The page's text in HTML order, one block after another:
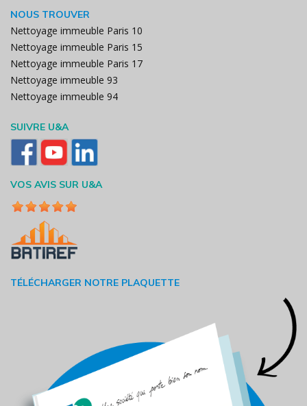
NOUS TROUVER
Nettoyage immeuble Paris 10
Nettoyage immeuble Paris 15
Nettoyage immeuble Paris 17
Nettoyage immeuble 93
Nettoyage immeuble 94
SUIVRE U&A
VOS AVIS SUR U&A
TÉLÉCHARGER NOTRE PLAQUETTE